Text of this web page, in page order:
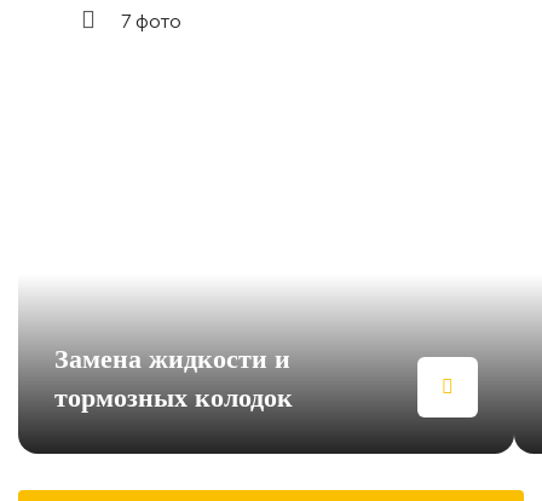
7 фото
Замена жидкости и
тормозных колодок